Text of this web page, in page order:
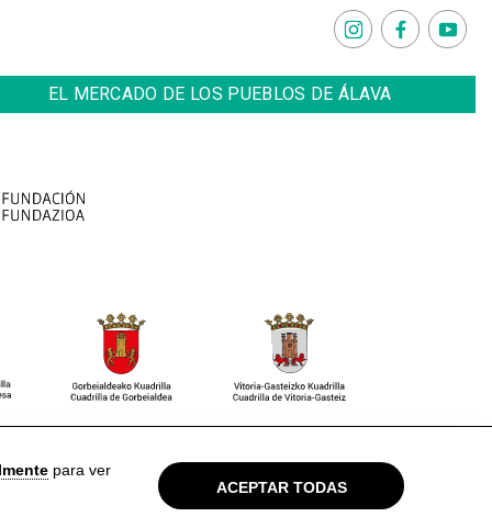
EL MERCADO DE LOS PUEBLOS DE ÁLAVA
Legal Política de privacidad Cookies